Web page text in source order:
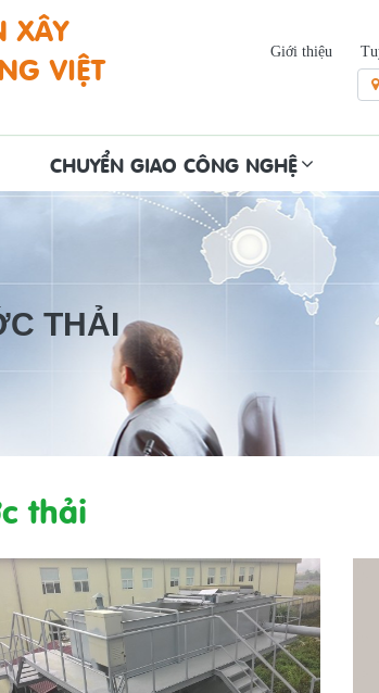
XÂY
VIỆT
Giới thiệu
CHUYỂN GIAO CÔNG NGHỆ
THẢI
thải